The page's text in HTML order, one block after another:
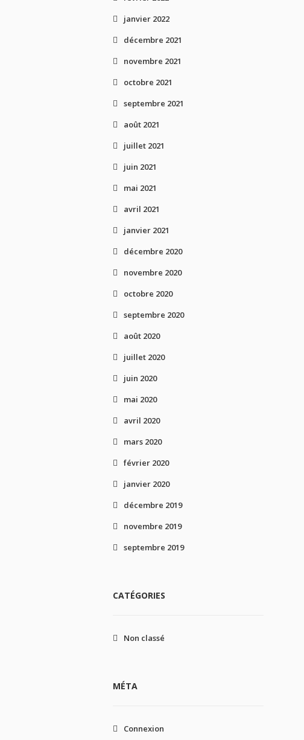
janvier 2022
décembre 2021
novembre 2021
octobre 2021
septembre 2021
août 2021
juillet 2021
juin 2021
mai 2021
avril 2021
janvier 2021
décembre 2020
novembre 2020
octobre 2020
septembre 2020
août 2020
juillet 2020
juin 2020
mai 2020
avril 2020
mars 2020
février 2020
janvier 2020
décembre 2019
novembre 2019
septembre 2019
CATÉGORIES
Non classé
MÉTA
Connexion